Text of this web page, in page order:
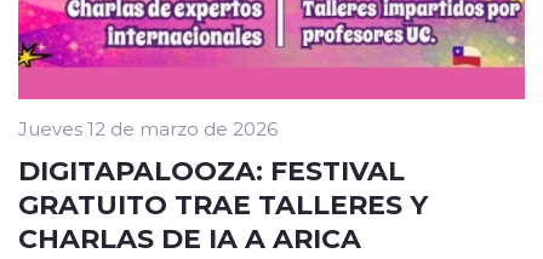
Jueves 12 de marzo de 2026
DIGITAPALOOZA: FESTIVAL
GRATUITO TRAE TALLERES Y
CHARLAS DE IA A ARICA